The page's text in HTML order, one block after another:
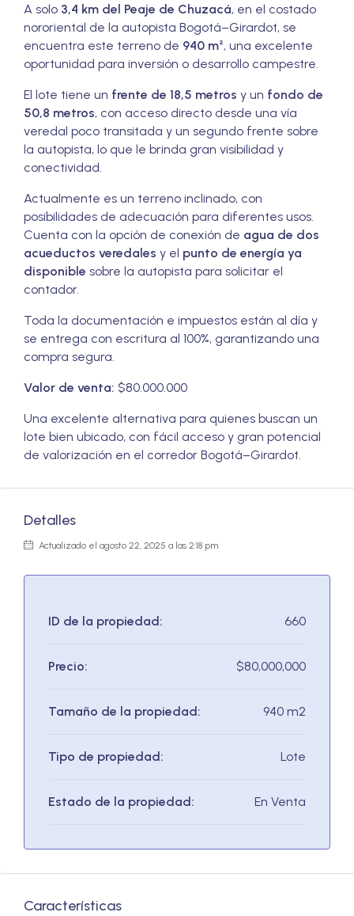
A solo 3,4 km del Peaje de Chuzacá, en el costado
nororiental de la autopista Bogotá–Girardot, se
encuentra este terreno de 940 m², una excelente
oportunidad para inversión o desarrollo campestre.
El lote tiene un frente de 18,5 metros y un fondo de
50,8 metros, con acceso directo desde una vía
veredal poco transitada y un segundo frente sobre
la autopista, lo que le brinda gran visibilidad y
conectividad.
Actualmente es un terreno inclinado, con
posibilidades de adecuación para diferentes usos.
Cuenta con la opción de conexión de agua de dos
acueductos veredales y el punto de energía ya
disponible sobre la autopista para solicitar el
contador.
Toda la documentación e impuestos están al día y
se entrega con escritura al 100%, garantizando una
compra segura.
Valor de venta: $80.000.000
Una excelente alternativa para quienes buscan un
lote bien ubicado, con fácil acceso y gran potencial
de valorización en el corredor Bogotá–Girardot.
Detalles
Actualizado el agosto 22, 2025 a las 2:18 pm
ID de la propiedad: 660
Precio: $80,000,000
Tamaño de la propiedad: 940 m2
Tipo de propiedad: Lote
Estado de la propiedad: En Venta
Características